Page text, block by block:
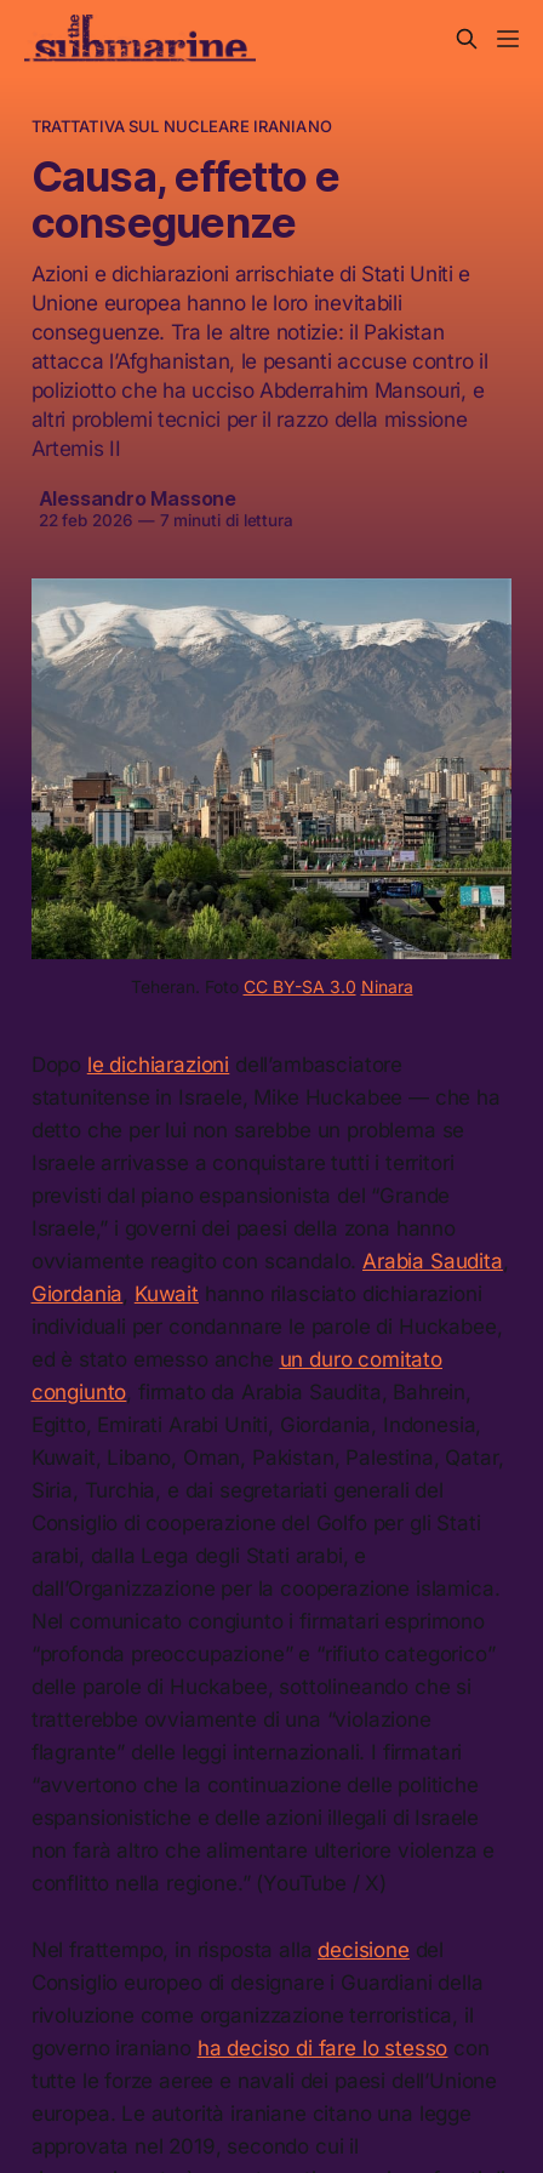
TRATTATIVA SUL NUCLEARE IRANIANO
Causa, effetto e
conseguenze
Azioni e dichiarazioni arrischiate di Stati Uniti e
Unione europea hanno le loro inevitabili
conseguenze. Tra le altre notizie: il Pakistan
attacca l’Afghanistan, le pesanti accuse contro il
poliziotto che ha ucciso Abderrahim Mansouri, e
altri problemi tecnici per il razzo della missione
Artemis II
Alessandro Massone
22 feb 2026 —7 minuti di lettura
Teheran. Foto CC BY-SA 3.0 Ninara
Dopo le dichiarazioni dell’ambasciatore
statunitense in Israele, Mike Huckabee — che ha
detto che per lui non sarebbe un problema se
Israele arrivasse a conquistare tutti i territori
previsti dal piano espansionista del “Grande
Israele,” i governi dei paesi della zona hanno
ovviamente reagito con scandalo. Arabia Saudita
Giordania Kuwait hanno rilasciato dichiarazioni
individuali per condannare le parole di Huckabee,
ed è stato emesso anche un duro comitato
congiunto , firmato da Arabia Saudita, Bahrein,
Egitto, Emirati Arabi Uniti, Giordania, Indonesia,
Kuwait, Libano, Oman, Pakistan, Palestina, Qatar,
Siria, Turchia, e dai segretariati generali del
Consiglio di cooperazione del Golfo per gli Stati
arabi, dalla Lega degli Stati arabi, e
dall’Organizzazione per la cooperazione islamica.
Nel comunicato congiunto i firmatari esprimono
“profonda preoccupazione” e “rifiuto categorico”
delle parole di Huckabee, sottolineando che si
tratterebbe ovviamente di una “violazione
flagrante” delle leggi internazionali. I firmatari
“avvertono che la continuazione delle politiche
espansionistiche e delle azioni illegali di Israele
non farà altro che alimentare ulteriore violenza e
conflitto nella regione.” (YouTube / X)
Nel frattempo, in risposta alla decisione del
Consiglio europeo di designare i Guardiani della
rivoluzione come organizzazione terroristica, il
governo iraniano ha deciso di fare lo stesso con
tutte le forze aeree e navali dei paesi dell’Unione
europea. Le autorità iraniane citano una legge
approvata nel 2019, secondo cui il